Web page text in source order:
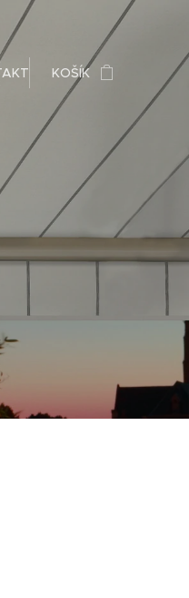
KOŠÍK